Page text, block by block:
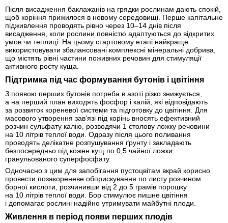
Після висадження баклажанів на грядки рослинам дають спокій,
щоб коріння прижилося в новому середовищі. Перше капітальне
підживлення проводять рівно через 10–14 днів після
висадження, коли рослини повністю адаптуються до відкритих
умов чи теплиці. На цьому стартовому етапі найкраще
використовувати збалансовані комплексні мінеральні добрива,
що містять рівні частини поживних речовин для стимуляції
активного росту куща.
Підтримка під час формування бутонів і цвітіння
З появою перших бутонів потреба в азоті різко знижується,
а на перший план виходять фосфор і калій, які відповідають
за розвиток кореневої системи та підготовку до цвітіння. Для
масового утворення зав’язі під корінь вносять ефективний
розчин сульфату калію, розводячи 1 столову ложку речовини
на 10 літрів теплої води. Одразу після цього поливання
проводять делікатне розпушування ґрунту і закладають
безпосередньо під кожен кущ по 0,5 чайної ложки
гранульованого суперфосфату.
Одночасно з цим для запобігання пустоцвітам вкрай корисно
провести позакореневе обприскування по листу розчином
борної кислоти, розчинивши від 2 до 5 грамів порошку
на 10 літрів теплої води. Бор стимулює пишне цвітіння
і допомагає рослині надійно утримувати майбутні плоди.
Живлення в період появи перших плодів